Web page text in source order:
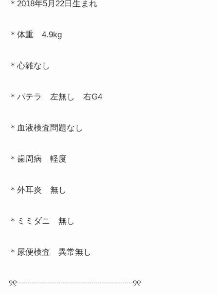
＊2018年5月22日生まれ
＊体重 4.9kg
＊心雑なし
＊パテラ 左無し 右G4
＊血液検査問題なし
＊歯周病 軽度
＊外耳炎 無し
＊ミミダニ 無し
＊尿便検査 異常無し
୨୧┈┈┈┈┈┈┈┈┈┈┈┈┈┈୨୧